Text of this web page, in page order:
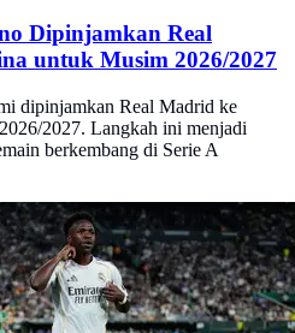
Dipinjamkan Real
untuk Musim 2026/2027
dipinjamkan Real Madrid ke
2027. Langkah ini menjadi
berkembang di Serie A